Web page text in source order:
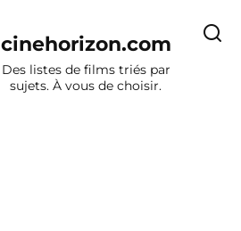
cinehorizon.com
Des listes de films triés par
sujets. À vous de choisir.